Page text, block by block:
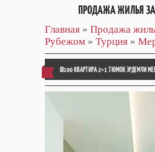
ПРОДАЖА ЖИЛЬЯ
Главная » Продажа
Рубежом » Турция »
ID100 КВАРТИРА 2+1 ТЮМОК ЭРДЕМЛИ